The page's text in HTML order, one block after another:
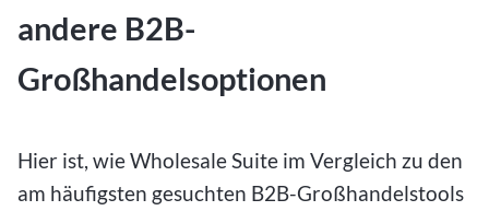
andere B2B-
Großhandelsoptionen
Hier ist, wie Wholesale Suite im Vergleich zu den
am häufigsten gesuchten B2B-Großhandelstools